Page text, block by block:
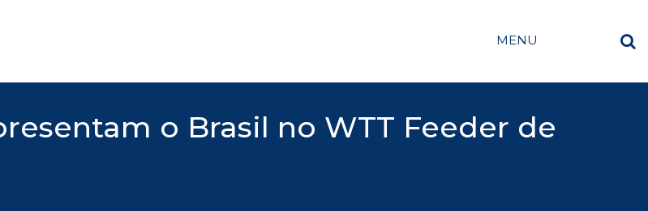
MENU
o Brasil no WTT Feeder de